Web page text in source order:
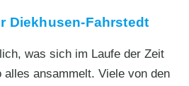
Diekhusen-Fahrstedt
was sich im Laufe der Zeit
alles ansammelt. Viele von den